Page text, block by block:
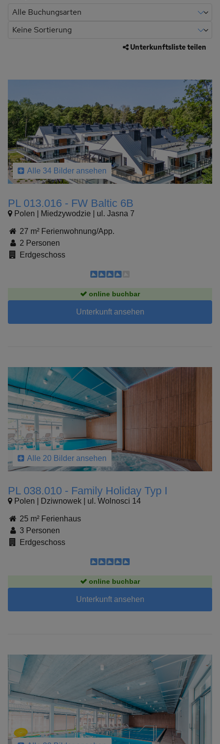
Unterkunftsliste teilen
Alle 34 Bilder ansehen
PL 013.016 - FW Baltic 6B
Polen | Miedzywodzie | ul. Jasna 7
27 m² Ferienwohnung/App.
2 Personen
Erdgeschoss
online buchbar
Unterkunft ansehen
Alle 20 Bilder ansehen
PL 038.010 - Family Holiday Typ I
Polen | Dziwnowek | ul. Wolnosci 14
25 m² Ferienhaus
3 Personen
Erdgeschoss
online buchbar
Unterkunft ansehen